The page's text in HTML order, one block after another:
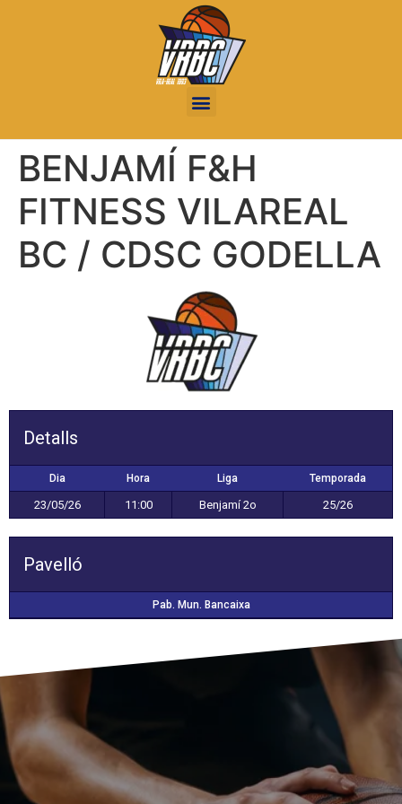
BENJAMÍ F&H
FITNESS VILAREAL
BC / CDSC GODELLA
Detalls
Dia Hora Liga Temporada
23/05/26 11:00 Benjamí 2o 25/26
Pavelló
Pab. Mun. Bancaixa